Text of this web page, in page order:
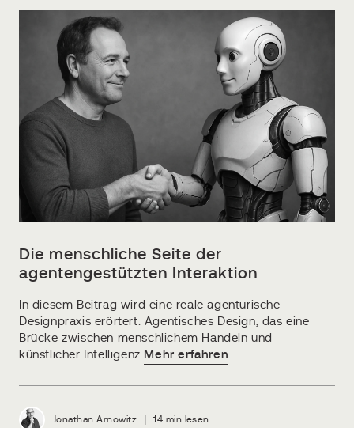
Die menschliche Seite der
agentengestützten Interaktion
In diesem Beitrag wird eine reale agenturische
Designpraxis erörtert. Agentisches Design, das eine
Brücke zwischen menschlichem Handeln und
künstlicher Intelligenz Mehr erfahren
Jonathan Arnowitz 14 min lesen